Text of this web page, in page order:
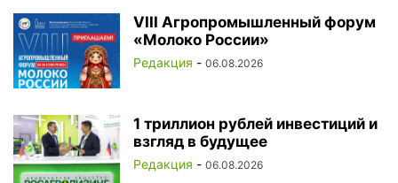
VIII Агропромышленный форум
«Молоко России»
Редакция - 06.08.2026
1 триллион рублей инвестиций и
взгляд в будущее
Редакция - 06.08.2026